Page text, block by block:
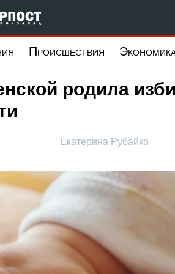
Форпост Северо-Запад
Происшествия
родила
Екатерина Рубайко